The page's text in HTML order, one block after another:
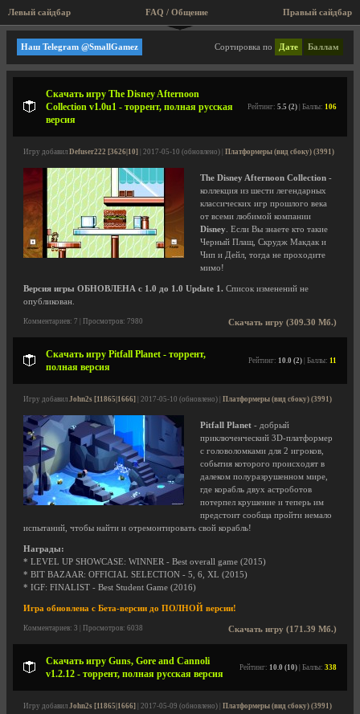
Левый сайдбар FAQ / Общение
Платформеры (вид сбоку)
Сортировка по Дате Баллам
Наш Telegram @SmallGamez
Скачать игру The Disney Afternoon
Collection v1.0u1 - торрент, полная русская
версия
Рейтинг: 5.5 (2) | Баллы: 106
Игру добавил Defuser222 [3626|10] | 2017-05-10 (обновлено) | Платформеры (вид сбоку) (3991)
The Disney Afternoon Collection -
коллекция из шести легендарных
классических игр прошлого века
от всеми любимой компании
Disney . Если Вы знаете кто такие
Черный Плащ, Скрудж Макдак и
Чип и Дейл, тогда не проходите
мимо!
Версия игры ОБНОВЛЕНА с 1.0 до 1.0 Update 1. Список изменений не
опубликован.
Скачать игру (309.30 Мб.)
Комментариев: 7 | Просмотров: 7980
Скачать игру Pitfall Planet - торрент,
полная версия
Рейтинг: 10.0 (2) | Баллы: 11
Игру добавил John2s [11865|1666] | 2017-05-10 (обновлено) | Платформеры (вид сбоку) (3991)
Pitfall Planet - добрый
приключенческий 3D-платформер
с головоломками для 2 игроков,
события которого происходят в
далеком полуразрушенном мире,
где корабль двух астроботов
потерпел крушение и теперь им
предстоит сообща пройти немало
испытаний, чтобы найти и отремонтировать свой корабль!
Награды:
* LEVEL UP SHOWCASE: WINNER - Best overall game (2015)
* BIT BAZAAR: OFFICIAL SELECTION - 5, 6, XL (2015)
* IGF: FINALIST - Best Student Game (2016)
Игра обновлена с Бета-версии до ПОЛНОЙ версии!
Скачать игру (171.39 Мб.)
Комментариев: 3 | Просмотров: 6038
Скачать игру Guns, Gore and Cannoli
v1.2.12 - торрент, полная русская версия
Рейтинг: 10.0 (10) | Баллы: 338
Игру добавил John2s [11865|1666] | 2017-05-09 (обновлено) | Платформеры (вид сбоку) (3991)